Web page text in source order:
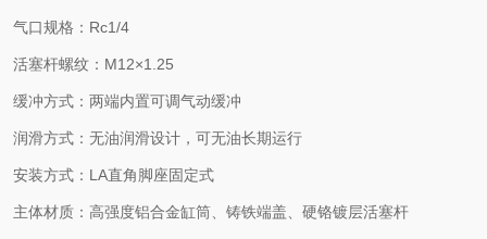
气口规格：Rc1/4
活塞杆螺纹：M12×1.25
缓冲方式：两端内置可调气动缓冲
润滑方式：无油润滑设计，可无油长期运行
安装方式：LA直角脚座固定式
主体材质：高强度铝合金缸筒、铸铁端盖、硬铬镀层活塞杆